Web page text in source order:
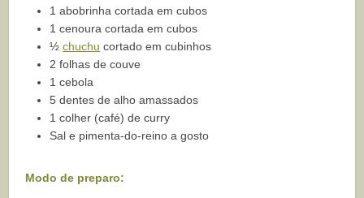
1 abobrinha cortada em cubos
1 cenoura cortada em cubos
½chuchu cortado em cubinhos
2 folhas de couve
1 cebola
5 dentes de alho amassados
1 colher (café) de curry
Sal e pimenta-do-reino a gosto
Modo de preparo: